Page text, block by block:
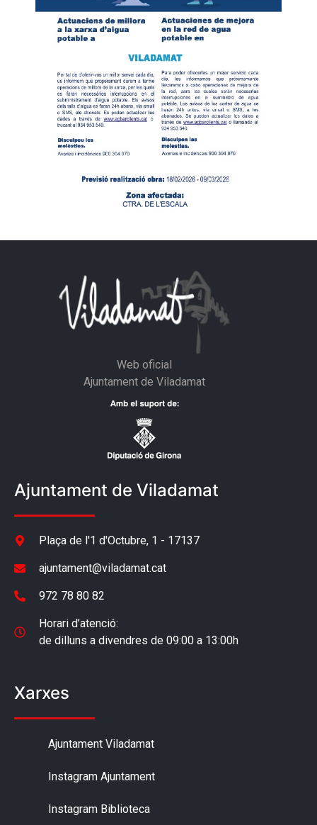
Web oficial
Ajuntament de Viladamat
Ajuntament de Viladamat
Plaça de l'1 d'Octubre, 1 - 17137
ajuntament@viladamat.cat
972 78 80 82
Horari d’atenció:
de dilluns a divendres de 09:00 a 13:00h
Xarxes
Ajuntament Viladamat
Instagram Ajuntament
Instagram Biblioteca